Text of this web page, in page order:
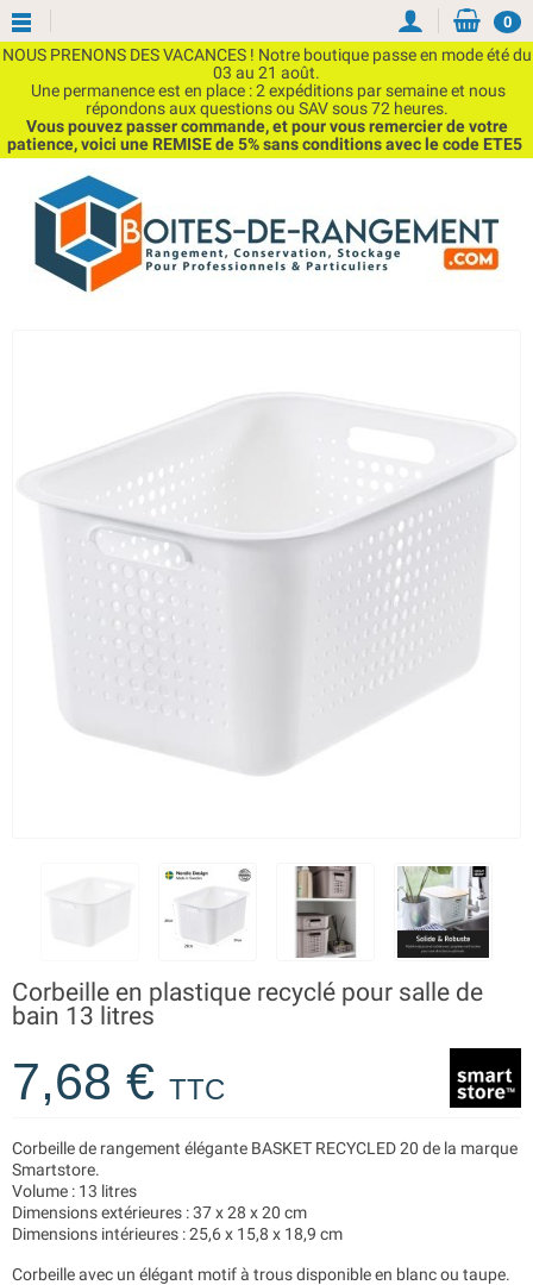
NOUS PRENONS DES VACANCES ! Notre boutique passe en mode été du
03 au 21 août.
Une permanence est en place : 2 expéditions par semaine et nous
répondons aux questions ou SAV sous 72 heures.
Vous pouvez passer commande, et pour vous remercier de votre
patience, voici une REMISE de 5% sans conditions avec le code ETE5
0
Corbeille en plastique recyclé pour salle de
bain 13 litres
7,68 € TTC
Corbeille de rangement élégante BASKET RECYCLED 20 de la marque
Smartstore.
Volume : 13 litres
Dimensions extérieures : 37 x 28 x 20 cm
Dimensions intérieures : 25,6 x 15,8 x 18,9 cm
Corbeille avec un élégant motif à trous disponible en blanc ou taupe.